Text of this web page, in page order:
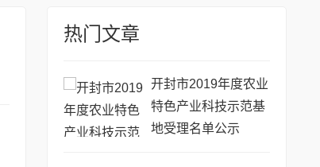
热门文章
开封市2019年度农业
特色产业科技示范基
地受理名单公示